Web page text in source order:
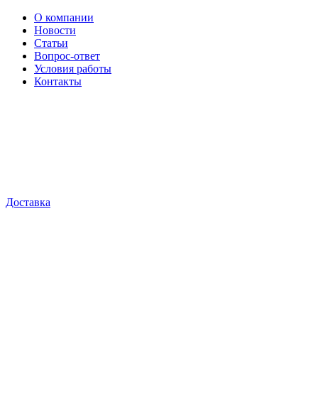
О компании
Новости
Статьи
Вопрос-ответ
Условия работы
Контакты
Доставка